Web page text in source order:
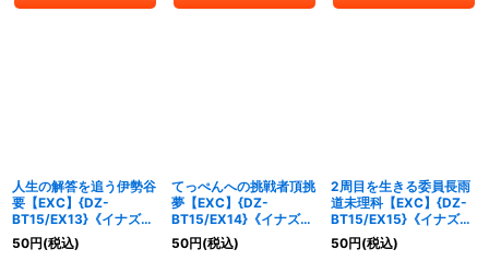
人生の解答を追う伊勢谷
要【EXC】{DZ-
BT15/EX13}《イナズマ
イレブン》
50円(税込)
てっぺんへの挑戦者頂挑
夢【EXC】{DZ-
BT15/EX14}《イナズマ
イレブン》
50円(税込)
2周目を生きる委員長雨
道未理科【EXC】{DZ-
BT15/EX15}《イナズマ
イレブン》
50円(税込)